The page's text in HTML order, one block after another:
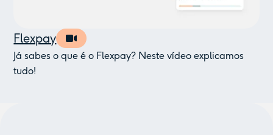
Flexpay
Já sabes o que é o Flexpay? Neste vídeo explicamos
tudo!